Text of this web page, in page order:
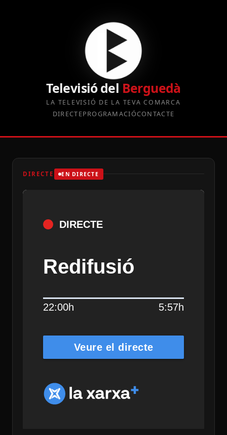
Televisió del Berguedà
LA TELEVISIÓ DE LA TEVA COMARCA
DIRECTEPROGRAMACIÓCONTACTE
DIRECTE EN DIRECTE
DIRECTE
Redifusió
22:00h 5:57h
Veure el directe